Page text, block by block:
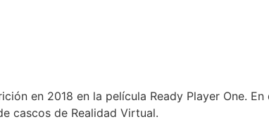
en 2018 en la película Ready Player One.
cascos de Realidad Virtual.